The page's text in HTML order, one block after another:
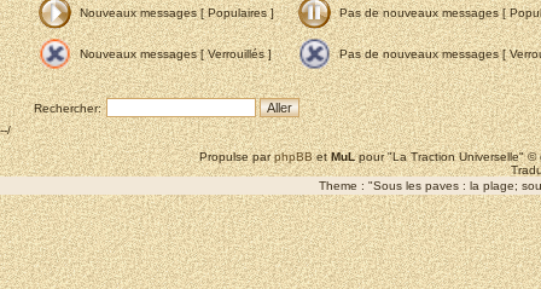
Nouveaux messages [ Populaires ] Pas de nouveaux messages [
Nouveaux messages [ Verrouillés ] Pas de nouveaux messages [
Rechercher:
--/
Propulse parphpBBetMuLpour "La Traction Universelle"
Theme : "Sous les paves : la plage;